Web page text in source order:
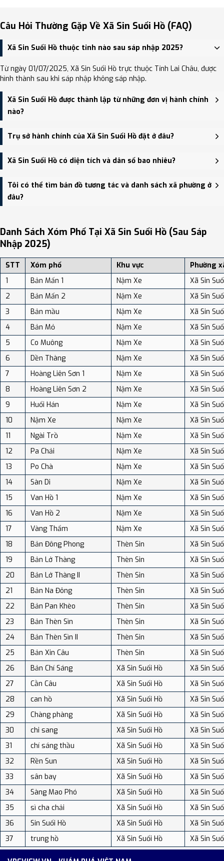
Câu Hỏi Thường Gặp Về Xã Sin Suối Hồ (FAQ)
Xã Sin Suối Hồ thuộc tỉnh nào sau sáp nhập 2025?
Từ ngày 01/07/2025, Xã Sin Suối Hồ trực thuộc Tỉnh Lai Châu, được
hình thành sau khi sáp nhập không sáp nhập.
Xã Sin Suối Hồ được thành lập từ những đơn vị hành chính
nào?
Xã Sin Suối Hồ được thành lập trên cơ sở sáp nhập Xã Nậm Xe, Xã
Thèn Sin, Xã Sin Suối Hồ.
Trụ sở hành chính của Xã Sin Suối Hồ đặt ở đâu?
Trụ sở hành chính mới của Xã Sin Suối Hồ đặt tại Bản Đông Phong,
xã Sin Suối Hồ - trung tâm khu vực thuận tiện giao thông.
Xã Sin Suối Hồ có diện tích và dân số bao nhiêu?
Xã Sin Suối Hồ có Diện tích: 255.91 km², Dân số: 16,338 người, Mật
độ dân số: Khoảng 63.84 người/km²
Tôi có thể tìm bản đồ tương tác và danh sách xã phường ở
đâu?
địa điểm tại: VReview.vn - Nền tảng review địa điểm, dịch vụ và du
lịch uy tín tại Việt Nam.
Danh Sách Xóm Phố Tại Xã Sin Suối Hồ (sau Sáp
Nhập 2025)
STT Xóm phố Khu vực
Phường
1
Bản Mấn 1 Nậm Xe
Xã Sin
2
Bản Mấn 2 Nậm Xe
Xã Sin
3
Bản mầu Nậm Xe
Xã Sin
4
Bản Mỏ Nậm Xe
Xã Sin
5
Co Muông Nậm Xe
Xã Sin
6
Dền Thàng Nậm Xe
Xã Sin
7
Hoàng Liên Sơn 1 Nậm Xe
Xã Sin
8
Hoàng Liên Sơn 2 Nậm Xe
Xã Sin
9
Huổi Hán Nậm Xe
Xã Sin
10
Nậm Xe Nậm Xe
Xã Sin
11
Ngài Trồ Nậm Xe
Xã Sin
12
Pa Chải Nậm Xe
Xã Sin
13
Po Chà Nậm Xe
Xã Sin
14
Sàn Di Nậm Xe
Xã Sin
15
Van Hồ 1 Nậm Xe
Xã Sin
16
Van Hồ 2 Nậm Xe
Xã Sin
17
Vàng Thẩm Nậm Xe
Xã Sin
18
Bản Đông Phong Thèn Sin
Xã Sin
19
Bản Lở Thàng Thèn Sin
Xã Sin
20
Bản Lở Thàng II Thèn Sin
Xã Sin
21
Bản Na Đông Thèn Sin
Xã Sin
22
Bản Pan Khèo Thèn Sin
Xã Sin
23
Bản Thèn Sìn Thèn Sin
Xã Sin
24
Bản Thèn Sìn II Thèn Sin
Xã Sin
25
Bản Xin Câu Thèn Sin
Xã Sin
26
Bản Chí Sáng Xã Sin Suối Hồ
Xã Sin
27
Cằn Câu Xã Sin Suối Hồ
Xã Sin
28
can hồ Xã Sin Suối Hồ
Xã Sin
29
Chàng phàng Xã Sin Suối Hồ
Xã Sin
30
chi sang Xã Sin Suối Hồ
Xã Sin
31
chí sáng thầu Xã Sin Suối Hồ
Xã Sin
32
Rền Sun Xã Sin Suối Hồ
Xã Sin
33
sân bay Xã Sin Suối Hồ
Xã Sin
34
Sàng Mao Phó Xã Sin Suối Hồ
Xã Sin
35
sì cha chải Xã Sin Suối Hồ
Xã Sin
36
Sin Suối Hồ Xã Sin Suối Hồ
Xã Sin
37
trung hồ Xã Sin Suối Hồ Xã Sin